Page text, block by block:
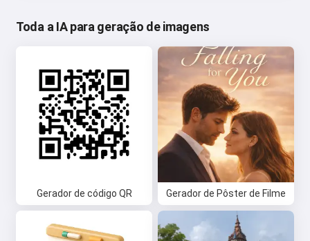
Toda a IA para geração de imagens
Gerador de código QR Gerador de Pôster de Filme